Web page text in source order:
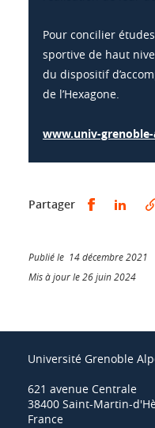
Pour concilier
sportive de haut
du dispositif
de l’Hexagone.
www.univ-
Partager Partager
Publié le 14 décembre 2021
Mis à jour le 26 juin 2024
Université Grenoble
621 avenue Centrale
38400 Saint-Martin-
France